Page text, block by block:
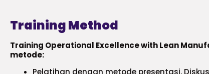
Training Method
Training Operational Excellence with Lean
metode:
Pelatihan dengan metode presentasi,